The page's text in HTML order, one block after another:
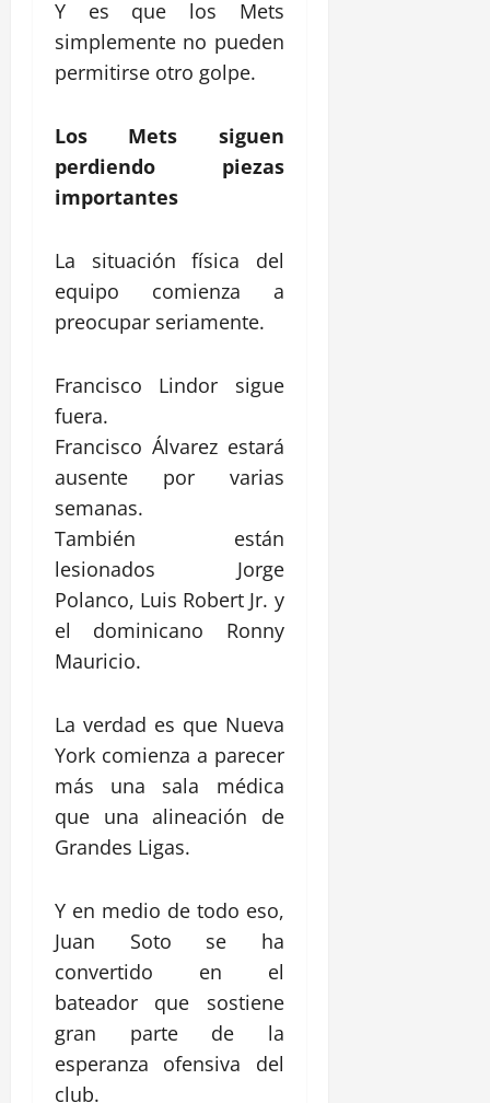
Y es que los Mets
simplemente no pueden
permitirse otro golpe.
Los Mets siguen
perdiendo piezas
importantes
La situación física del
equipo comienza a
preocupar seriamente.
Francisco Lindor sigue
fuera.
Francisco Álvarezestará
ausente por varias
semanas.
También están
lesionados Jorge
Polanco, Luis Robert Jr. y
el dominicano Ronny
Mauricio.
La verdad es que Nueva
York comienza a parecer
más una sala médica
que una alineación de
Grandes Ligas.
Y en medio de todo eso,
Juan Soto se ha
convertido en el
bateador que sostiene
gran parte de la
esperanza ofensiva del
club.